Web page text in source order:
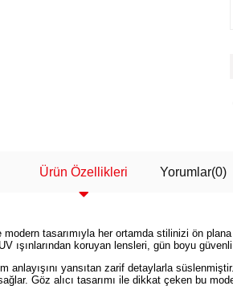
Ürün Özellikleri Yorumlar(0)
tasarımıyla her ortamda stilinizi ön
ışınlarından koruyan lensleri, gün boyu
yansıtan zarif detaylarla
Göz alıcı tasarımı ile dikkat çeken bu